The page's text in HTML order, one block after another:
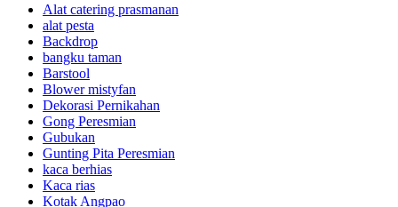
Alat catering prasmanan
alat pesta
Backdrop
bangku taman
Barstool
Blower mistyfan
Dekorasi Pernikahan
Gong Peresmian
Gubukan
Gunting Pita Peresmian
kaca berhias
Kaca rias
Kotak Angpao